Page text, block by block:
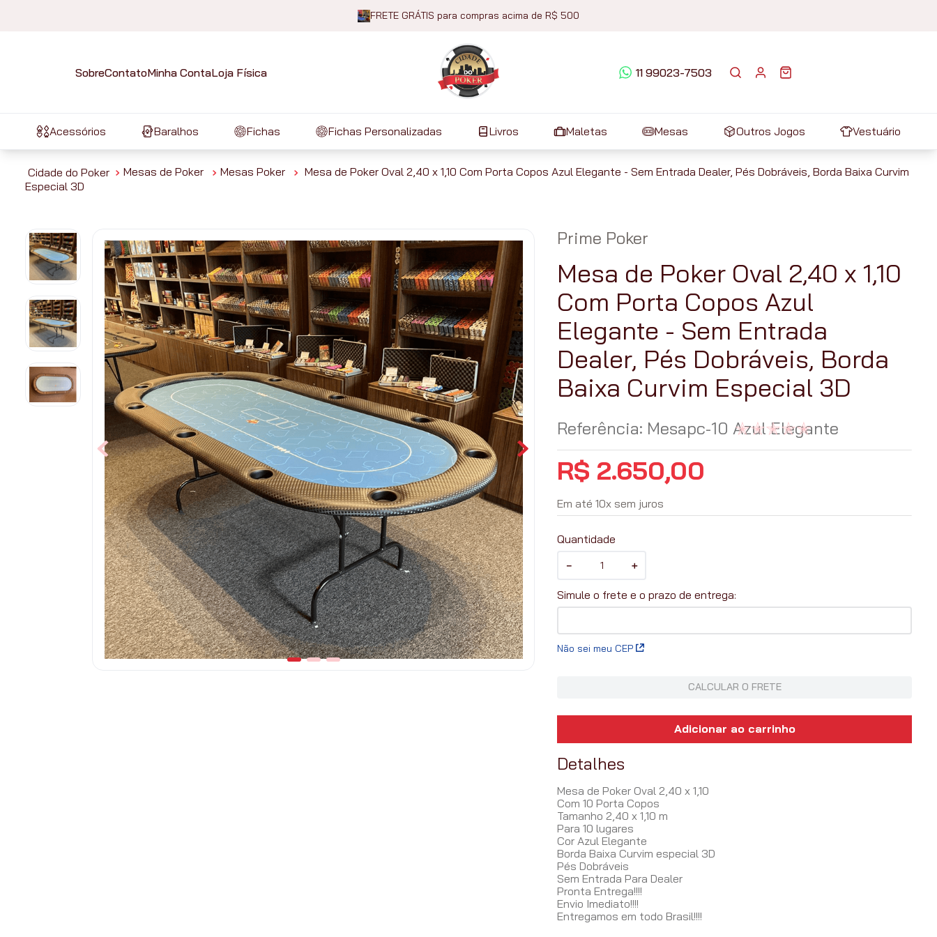
FRETE GRÁTIS para compras acima de R$ 500
SobreContatoMinha ContaLoja Física 11 99023-7503
Acessórios Baralhos Fichas Fichas Personalizadas Livros Maletas Mesas Outros Jogos Vestuário
Mesas de Poker Mesas Poker
Mesa de Poker Oval 2,40 x 1,10 Com Porta Copos Azul Elegante - Sem Entrada Dealer, Pés Dobráveis, Borda Baixa Curvim
Especial 3D
Prime Poker
Mesa de Poker Oval 2,40 x 1,10
Com Porta Copos Azul
Elegante - Sem Entrada
Dealer, Pés Dobráveis, Borda
Baixa Curvim Especial 3D
Referência: Mesapc-10 Azul Elegante
R$ 2.650,00
Em até10x sem juros
Quantidade
＋
－
Não sei meu CEP
CALCULAR O FRETE
Adicionar ao carrinho
Detalhes
Mesa de Poker Oval 2,40 x 1,10
Com 10 Porta Copos
Tamanho 2,40 x 1,10 m
Para 10 lugares
Cor Azul Elegante
Borda Baixa Curvim especial 3D
Pés Dobráveis
Sem Entrada Para Dealer
Pronta Entrega!!!!
Envio Imediato!!!!
Entregamos em todo Brasil!!!!